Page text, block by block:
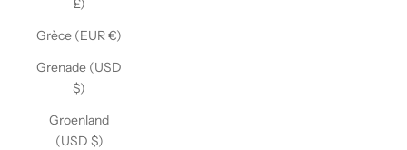
£)
Grèce (EUR €)
Grenade (USD
$)
Groenland
(USD $)